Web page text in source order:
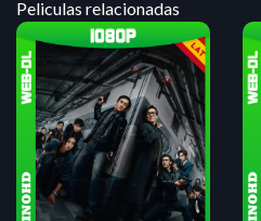
Peliculas relacionadas